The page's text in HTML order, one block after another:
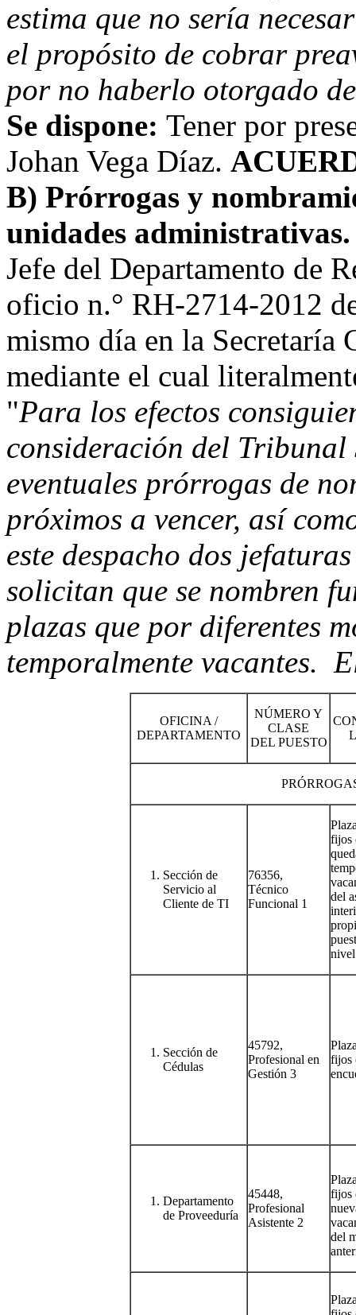
estima que no sería
el propósito de cobrar
por no haberlo otorgado
Se dispone: Tener por
Johan Vega Díaz.
B) Prórrogas y
unidades
Jefe del Departamento de
oficio n.° RH-2714-2012
mismo día en la Secretaría
mediante el cual
"Para los efectos
consideración del Tribunal
eventuales prórrogas de
próximos a vencer, así
este despacho dos
solicitan que se nombren
plazas que por diferentes
temporalmente vacantes.
OFICINA /
DEPARTAMENTO
NÚMERO Y
CLASE
DEL PUESTO
Sección de
Servicio al
Cliente de TI
76356,
Técnico
Funcional 1
fijos
del
Sección de
Cédulas
45792,
Profesional en
Gestión 3
fijos
Departamento
de Proveeduría
45448,
Profesional
Asistente 2
fijos
del